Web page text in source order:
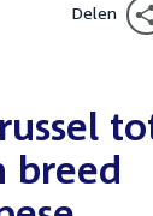
Delen
breed